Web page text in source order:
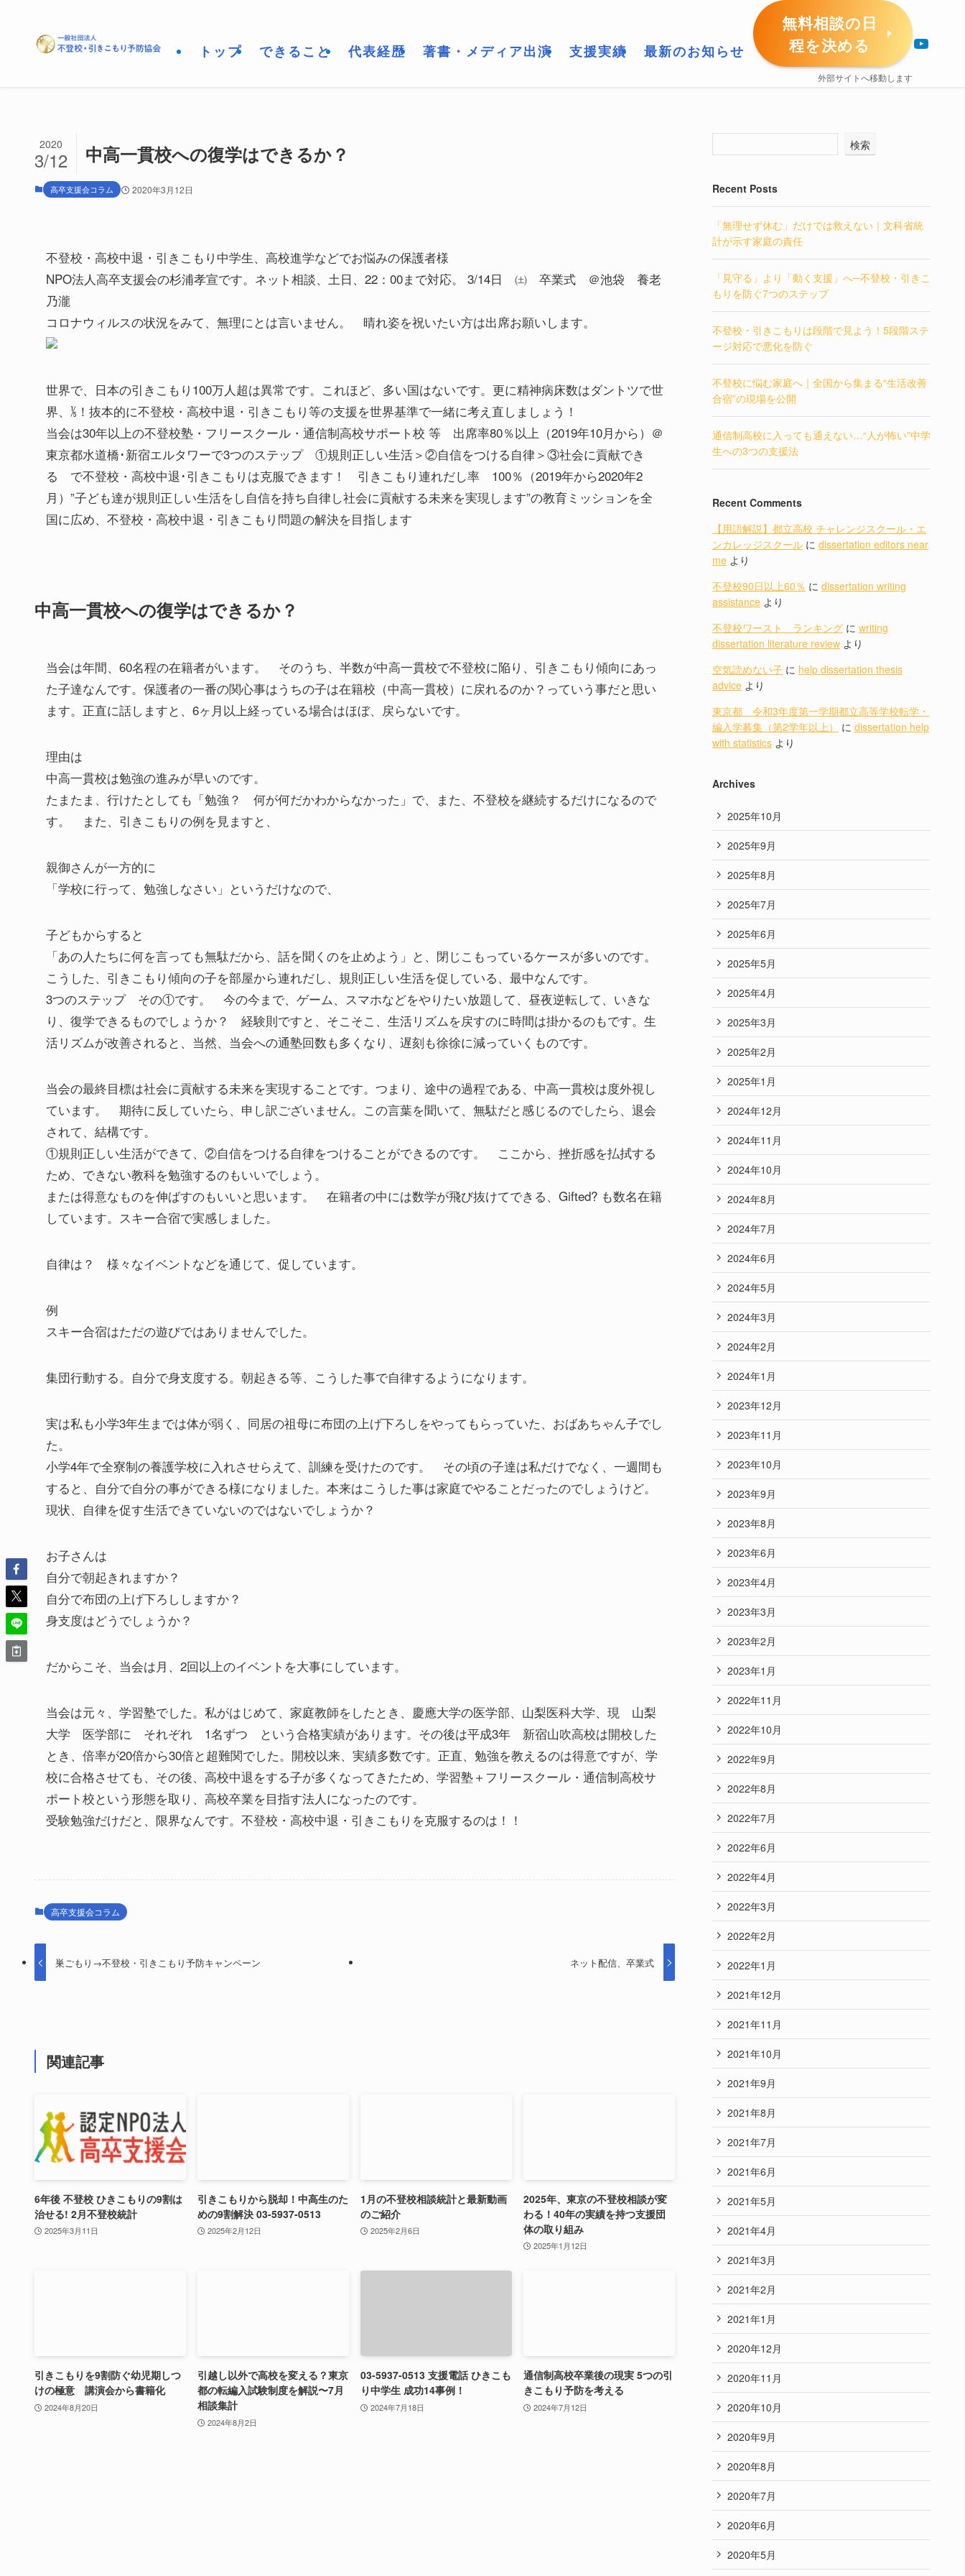
トップ できること 代表経歴 著書・メディア出演 支援実績 最新のお知らせ
無料相談の日
程を決める
外部サイトへ移動します
YouTube
中高一貫校への復学はできるか？
2020
3/12
高卒支援会コラム 2020年3月12日
不登校・高校中退・引きこもり中学生、高校進学などでお悩みの保護者様
NPO法人高卒支援会の杉浦孝宣です。ネット相談、土日、22：00まで対応。 3/14日 ㈯ 卒業式 ＠池袋 養老
乃瀧
コロナウィルスの状況をみて、無理にとは言いません。 晴れ姿を祝いたい方は出席お願いします。
世界で、日本の引きこもり100万人超は異常です。これほど、多い国はないです。更に精神病床数はダントツで世
界、⅕！抜本的に不登校・高校中退・引きこもり等の支援を世界基準で一緒に考え直しましょう！
当会は30年以上の不登校塾・フリースクール・通信制高校サポート校 等 出席率80％以上（2019年10月から）＠
東京都水道橋･新宿エルタワーで3つのステップ ①規則正しい生活＞②自信をつける自律＞③社会に貢献でき
る で不登校・高校中退･引きこもりは克服できます！ 引きこもり連れだし率 100％（2019年から2020年2
月）”子ども達が規則正しい生活をし自信を持ち自律し社会に貢献する未来を実現します”の教育ミッションを全
国に広め、不登校・高校中退・引きこもり問題の解決を目指します
中高一貫校への復学はできるか？
当会は年間、60名程の在籍者がいます。 そのうち、半数が中高一貫校で不登校に陥り、引きこもり傾向にあっ
た子達なんです。保護者の一番の関心事はうちの子は在籍校（中高一貫校）に戻れるのか？っていう事だと思い
ます。正直に話しますと、6ヶ月以上経っている場合はほぼ、戻らないです。
理由は
中高一貫校は勉強の進みが早いのです。
たまたま、行けたとしても「勉強？ 何が何だかわからなかった」で、また、不登校を継続するだけになるので
す。 また、引きこもりの例を見ますと、
親御さんが一方的に
「学校に行って、勉強しなさい」というだけなので、
子どもからすると
「あの人たちに何を言っても無駄だから、話を聞くのを止めよう」と、閉じこもっているケースが多いのです。
こうした、引きこもり傾向の子を部屋から連れだし、規則正しい生活を促している、最中なんです。
3つのステップ その①です。 今の今まで、ゲーム、スマホなどをやりたい放題して、昼夜逆転して、いきな
り、復学できるものでしょうか？ 経験則ですと、そこそこ、生活リズムを戻すのに時間は掛かるのもです。生
活リズムが改善されると、当然、当会への通塾回数も多くなり、遅刻も徐徐に減っていくものです。
当会の最終目標は社会に貢献する未来を実現することです。つまり、途中の過程である、中高一貫校は度外視し
ています。 期待に反していたら、申し訳ございません。この言葉を聞いて、無駄だと感じるのでしたら、退会
されて、結構です。
①規則正しい生活ができて、②自信をつける自律をつけることができるのです。 ここから、挫折感を払拭する
ため、できない教科を勉強するのもいいでしょう。
または得意なものを伸ばすのもいいと思います。 在籍者の中には数学が飛び抜けてできる、Gifted? も数名在籍
しています。スキー合宿で実感しました。
自律は？ 様々なイベントなどを通じて、促しています。
例
スキー合宿はただの遊びではありませんでした。
集団行動する。自分で身支度する。朝起きる等、こうした事で自律するようになります。
実は私も小学3年生までは体が弱く、同居の祖母に布団の上げ下ろしをやってもらっていた、おばあちゃん子でし
た。
小学4年で全寮制の養護学校に入れさせらえて、訓練を受けたのです。 その頃の子達は私だけでなく、一週間も
すると、自分で自分の事ができる様になりました。本来はこうした事は家庭でやることだったのでしょうけど。
現状、自律を促す生活できていないのではないでしょうか？
お子さんは
自分で朝起きれますか？
自分で布団の上げ下ろししますか？
身支度はどうでしょうか？
だからこそ、当会は月、2回以上のイベントを大事にしています。
当会は元々、学習塾でした。私がはじめて、家庭教師をしたとき、慶應大学の医学部、山梨医科大学、現 山梨
大学 医学部に それぞれ 1名ずつ という合格実績があります。その後は平成3年 新宿山吹高校は開校した
とき、倍率が20倍から30倍と超難関でした。開校以来、実績多数です。正直、勉強を教えるのは得意ですが、学
校に合格させても、その後、高校中退をする子が多くなってきたため、学習塾＋フリースクール・通信制高校サ
ポート校という形態を取り、高校卒業を目指す法人になったのです。
受験勉強だけだと、限界なんです。不登校・高校中退・引きこもりを克服するのは！！
高卒支援会コラム
巣ごもり→不登校・引きこもり予防キャンペーン ネット配信、卒業式
関連記事
6年後 不登校 ひきこもりの9割は
治せる! 2月不登校統計
2025年3月11日
引きこもりから脱却！中高生のた
めの9割解決 03-5937-0513
2025年2月12日
1月の不登校相談統計と最新動画
のご紹介
2025年2月6日
2025年、東京の不登校相談が変
わる！40年の実績を持つ支援団
体の取り組み
2025年1月12日
引きこもりを9割防ぐ幼児期しつ
けの極意 講演会から書籍化
2024年8月20日
引越し以外で高校を変える？東京
都の転編入試験制度を解説〜7月
相談集計
2024年8月2日
03-5937-0513 支援電話 ひきこも
り中学生 成功14事例！
2024年7月18日
通信制高校卒業後の現実 5つの引
きこもり予防を考える
2024年7月12日
検索
Recent Posts
「無理せず休む」だけでは救えない｜文科省統
計が示す家庭の責任
「見守る」より「動く支援」へ─不登校・引きこ
もりを防ぐ7つのステップ
不登校・引きこもりは段階で見よう！5段階ステ
ージ対応で悪化を防ぐ
不登校に悩む家庭へ｜全国から集まる“生活改善
合宿”の現場を公開
通信制高校に入っても通えない…“人が怖い”中学
生への3つの支援法
Recent Comments
【用語解説】都立高校 チャレンジスクール・エ
ンカレッジスクール に dissertation editors near
me より
不登校90日以上60％ に dissertation writing
assistance より
不登校ワースト ランキング に writing
dissertation literature review より
空気読めない子 に help dissertation thesis
advice より
東京都 令和3年度第一学期都立高等学校転学・
編入学募集（第2学年以上）
に dissertation help
with statistics より
Archives
2025年10月
2025年9月
2025年8月
2025年7月
2025年6月
2025年5月
2025年4月
2025年3月
2025年2月
2025年1月
2024年12月
2024年11月
2024年10月
2024年8月
2024年7月
2024年6月
2024年5月
2024年3月
2024年2月
2024年1月
2023年12月
2023年11月
2023年10月
2023年9月
2023年8月
2023年6月
2023年4月
2023年3月
2023年2月
2023年1月
2022年11月
2022年10月
2022年9月
2022年8月
2022年7月
2022年6月
2022年4月
2022年3月
2022年2月
2022年1月
2021年12月
2021年11月
2021年10月
2021年9月
2021年8月
2021年7月
2021年6月
2021年5月
2021年4月
2021年3月
2021年2月
2021年1月
2020年12月
2020年11月
2020年10月
2020年9月
2020年8月
2020年7月
2020年6月
2020年5月